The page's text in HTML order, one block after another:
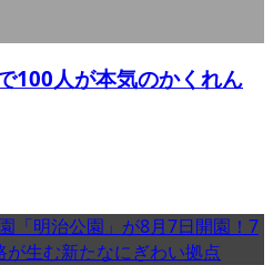
100人が本気のかくれん